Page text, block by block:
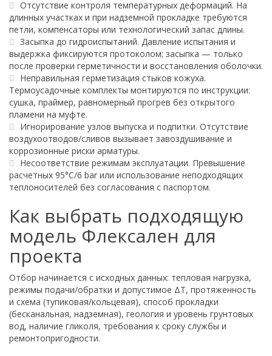
Отсутствие контроля температурных деформаций. На
длинных участках и при надземной прокладке требуются
петли, компенсаторы или технологический запас длины.
Засыпка до гидроиспытаний. Давление испытания и
выдержка фиксируются протоколом; засыпка — только
после проверки герметичности и восстановления оболочки.
Неправильная герметизация стыков кожуха.
Термоусадочные комплекты монтируются по инструкции:
сушка, праймер, равномерный прогрев без открытого
пламени на муфте.
Игнорирование узлов выпуска и подпитки. Отсутствие
воздухоотводов/сливов вызывает завоздушивание и
коррозионные риски арматуры.
Несоответствие режимам эксплуатации. Превышение
расчетных 95°C/6 bar или использование неподходящих
теплоносителей без согласования с паспортом.
Как выбрать подходящую
модель Флексален для
проекта
Отбор начинается с исходных данных: тепловая нагрузка,
режимы подачи/обратки и допустимое ΔT, протяженность
и схема (тупиковая/кольцевая), способ прокладки
(бесканальная, надземная), геология и уровень грунтовых
вод, наличие гликоля, требования к сроку службы и
ремонтопригодности.